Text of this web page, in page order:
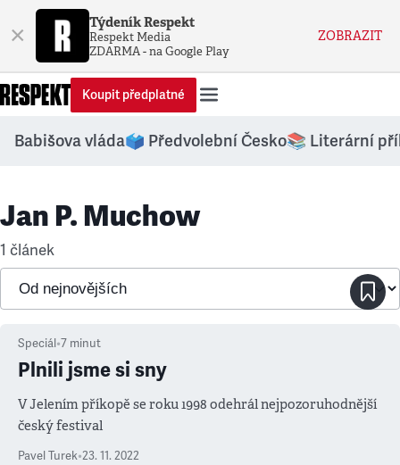
× Týdeník Respekt
Respekt Media
ZDARMA - na Google Play
ZOBRAZIT
Koupit předplatné
Babišova vláda🗳️ Předvolební Česko📚 Literární
Jan P. Muchow
1 článek
Speciál •7 minut
Plnili jsme si sny
V Jelením příkopě se roku 1998 odehrál nejpozoruhodnější
český festival
Pavel Turek•23. 11. 2022